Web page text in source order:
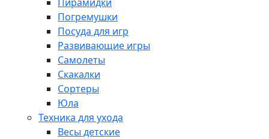
Погремушки
Посуда для игр
Развивающие игры
Самолеты
Скакалки
Сортеры
Юла
Техника для ухода
Весы детские